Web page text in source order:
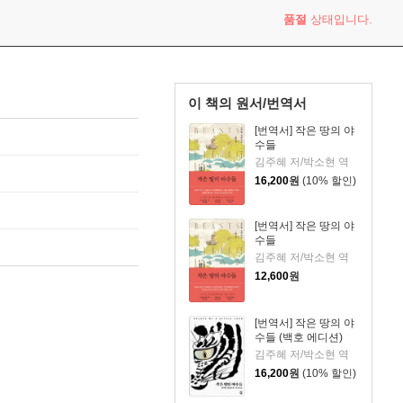
품절 상태입니다.
이 책의 원서/번역서
[번역서] 작은 땅의 야
수들
김주혜 저/박소현 역
16,200원 (10% 할인)
[번역서] 작은 땅의 야
수들
김주혜 저/박소현 역
12,600원
[번역서] 작은 땅의 야
수들 (백호 에디션)
김주혜 저/박소현 역
16,200원 (10% 할인)